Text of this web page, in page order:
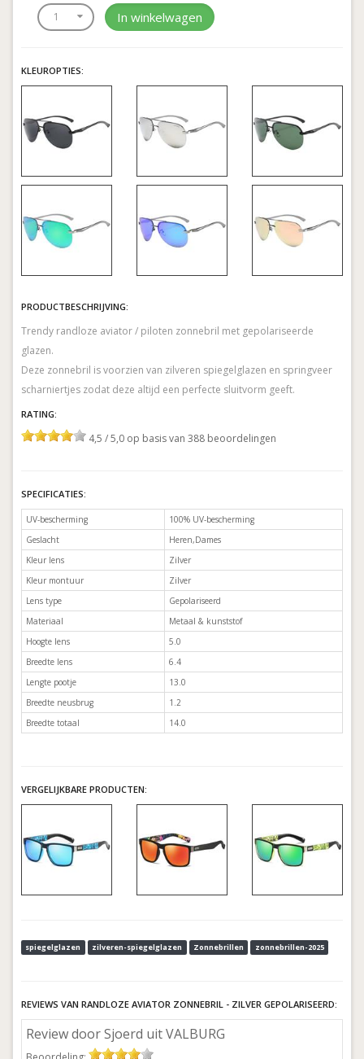
In winkelwagen
KLEUROPTIES:
PRODUCTBESCHRIJVING:
Trendy randloze aviator / piloten zonnebril met gepolariseerde
glazen.
Deze zonnebril is voorzien van zilveren spiegelglazen en springveer
RATING:
4,5 / 5,0 op basis van 388 beoordelingen
SPECIFICATIES:
UV-bescherming
100% UV-bescherming
Geslacht
Heren,Dames
Kleur lens
Zilver
Kleur montuur
Zilver
Lens type
Gepolariseerd
Materiaal
Metaal & kunststof
Hoogte lens
5.0
Breedte lens
6.4
Lengte pootje
13.0
Breedte neusbrug
1.2
Breedte totaal
14.0
VERGELIJKBARE PRODUCTEN:
spiegelglazen zilveren-spiegelglazen Zonnebrillen zonnebrillen-2025
REVIEWS VAN RANDLOZE AVIATOR ZONNEBRIL - ZILVER GEPOLARISEERD:
Review door Sjoerd uit VALBURG